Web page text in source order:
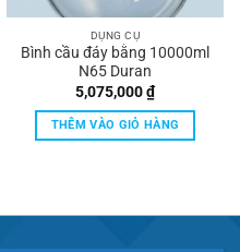
DỤNG CỤ
Bình cầu đáy bằng 10000ml
N65 Duran
5,075,000₫
THÊM VÀO GIỎ HÀNG